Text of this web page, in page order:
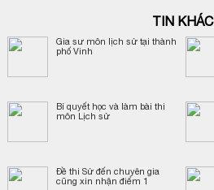
TIN KHÁC
Gia sư môn lịch sử tại thành
phố Vinh
Bí quyết học và làm bài thi
môn Lịch sử
Đề thi Sử đến chuyên gia
cũng xin nhận điểm 1